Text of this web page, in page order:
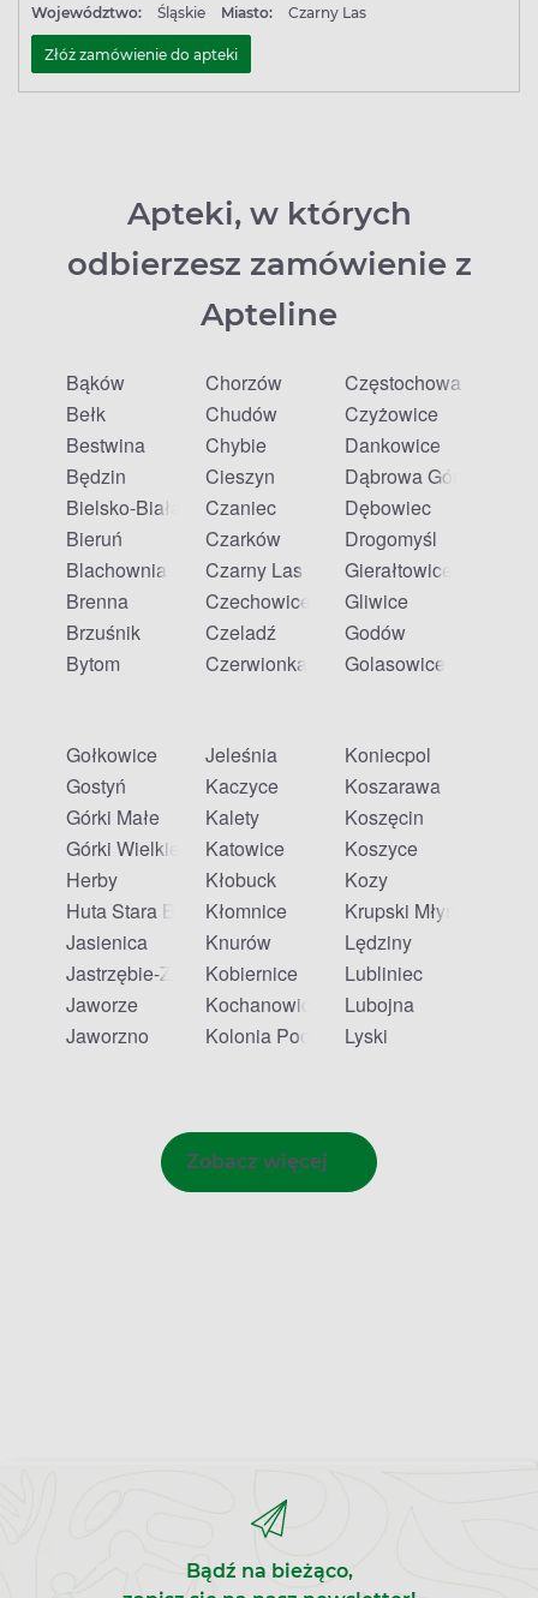
Województwo:
Śląskie Miasto: Czarny Las
Złóż zamówienie do apteki
Apteki, w których
odbierzesz zamówienie z
Apteline
Bąków
Bełk
Bestwina
Będzin
Bielsko-Biała
Bieruń
Blachownia
Brenna
Brzuśnik
Bytom
Chorzów
Chudów
Chybie
Cieszyn
Czaniec
Czarków
Czarny Las
Czechowice-Dziedzice
Czeladź
Czerwionka-Leszczyny
Częstochowa
Czyżowice
Dankowice
Dąbrowa Górnicza
Dębowiec
Drogomyśl
Gierałtowice
Gliwice
Godów
Golasowice
Gołkowice
Gostyń
Górki Małe
Górki Wielkie
Herby
Huta Stara B
Jasienica
Jastrzębie-Zdrój
Jaworze
Jaworzno
Jeleśnia
Kaczyce
Kalety
Katowice
Kłobuck
Kłomnice
Knurów
Kobiernice
Kochanowice
Kolonia Poczesna
Koniecpol
Koszarawa
Koszęcin
Koszyce
Kozy
Krupski Młyn
Lędziny
Lubliniec
Lubojna
Lyski
Zobacz więcej
Bądź na bieżąco,